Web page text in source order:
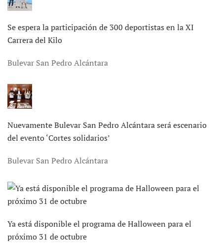
Se espera la participación de 300 deportistas en la XI
Carrera del Kilo
Bulevar San Pedro Alcántara
Nuevamente Bulevar San Pedro Alcántara será escenario
del evento ‘Cortes solidarios’
Bulevar San Pedro Alcántara
Ya está disponible el programa de Halloween para el
próximo 31 de octubre